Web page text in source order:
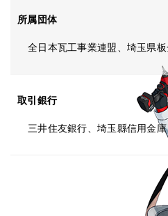
所属団体
全日本瓦工事業連盟、埼玉県
取引銀行
三井住友銀行、埼玉縣信用金